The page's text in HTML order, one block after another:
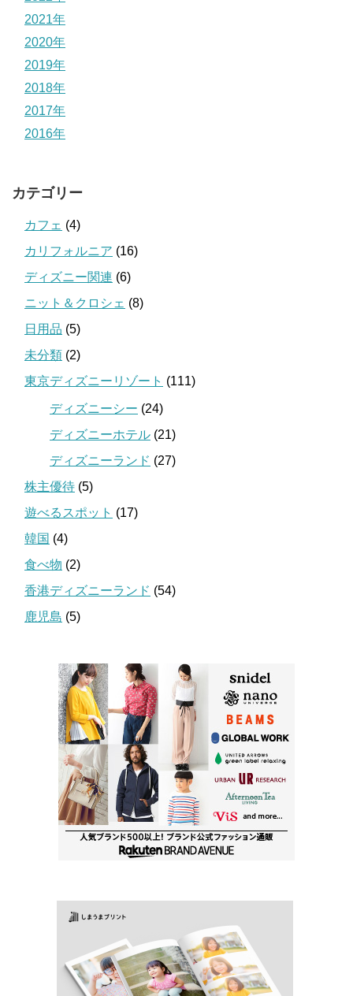
2021年
2020年
2019年
2018年
2017年
2016年
カテゴリー
カフェ (4)
カリフォルニア (16)
ディズニー関連 (6)
ニット＆クロシェ (8)
日用品 (5)
未分類 (2)
東京ディズニーリゾート (111)
ディズニーシー (24)
ディズニーホテル (21)
ディズニーランド (27)
株主優待 (5)
遊べるスポット (17)
韓国 (4)
食べ物 (2)
香港ディズニーランド (54)
鹿児島 (5)